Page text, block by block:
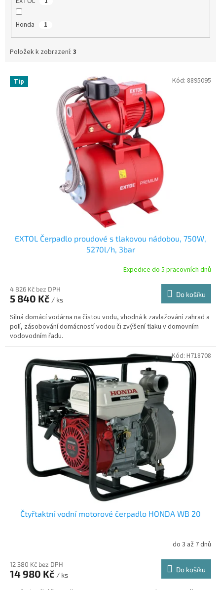
Honda 1
Položek k zobrazení: 3
V Tip
EXTOL Čerpadlo proudové s tlakovou nádobou, 750W,
5270l/h, 3bar
Expedice do 5 pracovních dnů
4 826 Kč bez DPH
5 840 Kč / ks
Do košíku
Silná domácí vodárna na čistou vodu, vhodná k zavlažování zahrad a
polí, zásobování domácností vodou či zvýšení tlaku v domovním
vodovodním řadu.
Kód: 8895095
Čtyřtaktní vodní motorové čerpadlo HONDA WB 20
do 3 až 7 dnů
12 380 Kč bez DPH
14 980 Kč / ks
Do košíku
Kód: H718708